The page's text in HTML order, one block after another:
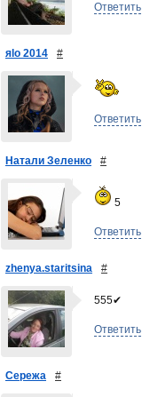
Ответить
яlo 2014 #
Ответить
Натали Зеленко #
5
Ответить
zhenya.staritsina #
555✔
Ответить
Сережа #